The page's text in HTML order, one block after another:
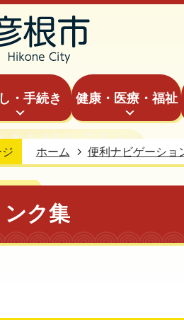
・手続き 健康・医療・福祉
ホーム 便利ナビゲーショ
ンク集